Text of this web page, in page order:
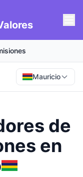
Mauricio
de
en